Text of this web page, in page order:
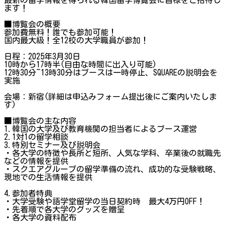
ます！
■博覧会の概要
参加費無料！誰でも参加可能！
国内最大級！全12校の大学職員が参加！
日程：2025年3月30日
10時から17時半(自由な時間に出入り可能)
12時30分~13時30分はブースは一時停止、SQUAREの説明会を
実施
会場：新宿(詳細は申込みフォーム提出後にご案内いたしま
す)
■博覧会の主な内容
1.韓国の大学及び教育機関の担当者によるブース運営
2.1対1の留学相談
3.特別セミナー及び説明会
・各大学の特徴や長所と短所、人気な学科、卒業後の就職先
などの情報を提供
・スクエアグループの留学準備の流れ、成功的な受験戦略、
現地での生活情報を提供
4.参加者特典
・大学受験や語学堂留学の当日契約時 最大4万円OFF！
・先着順で各大学のグッズを贈呈
・各大学の資料配布